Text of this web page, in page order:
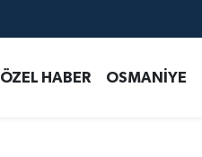
ÖZEL HABER OSMANİYE